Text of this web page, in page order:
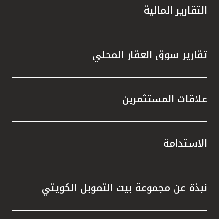
التقارير المالية
تقارير سوق العقار المحلي
علاقات المستثمرين
الاستدامة
نبذة عن مجموعة بيت التمويل الكويتي